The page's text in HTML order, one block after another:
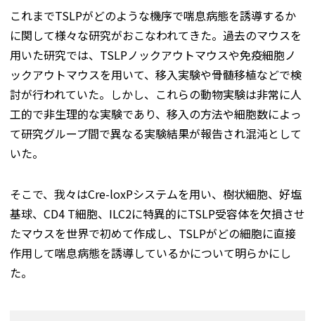
これまでTSLPがどのような機序で喘息病態を誘導するか
に関して様々な研究がおこなわれてきた。過去のマウスを
用いた研究では、TSLPノックアウトマウスや免疫細胞ノ
ックアウトマウスを用いて、移入実験や骨髄移植などで検
討が行われていた。しかし、これらの動物実験は非常に人
工的で非生理的な実験であり、移入の方法や細胞数によっ
て研究グループ間で異なる実験結果が報告され混沌として
いた。
そこで、我々はCre-loxPシステムを用い、樹状細胞、好塩
基球、CD4 T細胞、ILC2に特異的にTSLP受容体を欠損させ
たマウスを世界で初めて作成し、TSLPがどの細胞に直接
作用して喘息病態を誘導しているかについて明らかにし
た。